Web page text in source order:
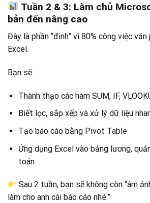
Tuần 2 & 3: Làm chủ
bản đến nâng cao
Đây là phần “đinh” vì 80% công việc
Excel.
Bạn sẽ:
Thành thạo các hàm SUM, IF,
Biết lọc, sắp xếp và xử lý dữ liệu
Tạo báo cáo bằng Pivot Table
Ứng dụng Excel vào bảng lương,
toán
Sau 2 tuần, bạn sẽ không còn “ám
làm cho anh cái báo cáo nhé.”